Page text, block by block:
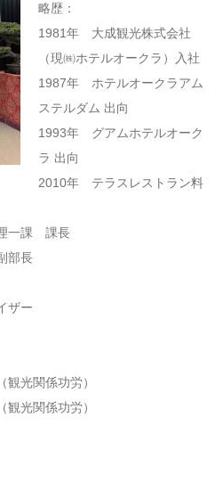
略歴：
1981年 大成観光株式会社
（現㈱ホテルオークラ）入社
1987年 ホテルオークラアム
ステルダム 出向
1993年 グアムホテルオーク
ラ 出向
2010年 テラスレストラン料
一課 課長
部長
ザー
光関係功労）
光関係功労）